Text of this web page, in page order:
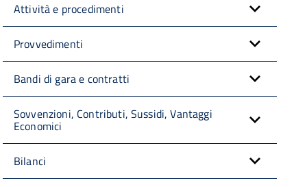
Attività e procedimenti
Provvedimenti
Bandi di gara e contratti
Sovvenzioni, Contributi, Sussidi, Vantaggi
Economici
Bilanci